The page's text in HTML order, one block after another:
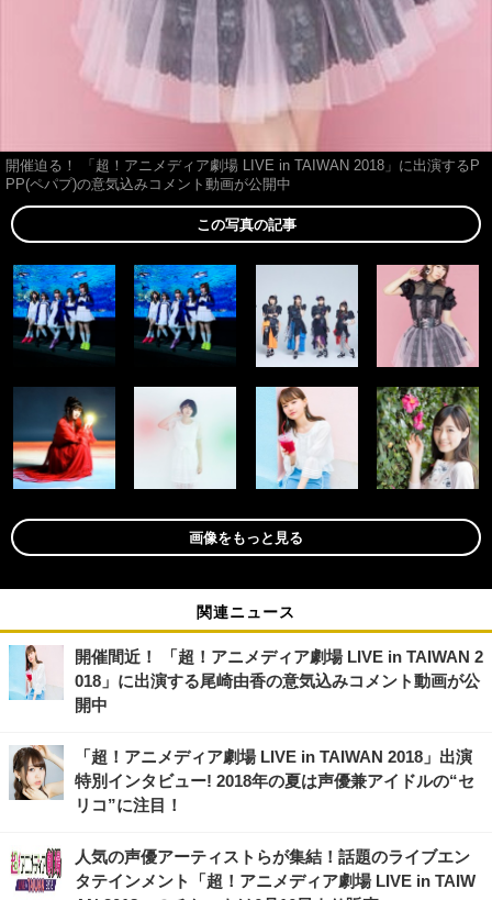
開催迫る！ 「超！アニメディア劇場 LIVE in TAIWAN 2018」に出演するP
PP(ペパプ)の意気込みコメント動画が公開中
この写真の記事
画像をもっと見る
関連ニュース
開催間近！ 「超！アニメディア劇場 LIVE in TAIWAN 2
018」に出演する尾崎由香の意気込みコメント動画が公
開中
「超！アニメディア劇場 LIVE in TAIWAN 2018」出演
特別インタビュー! 2018年の夏は声優兼アイドルの“セ
リコ”に注目！
人気の声優アーティストらが集結！話題のライブエン
タテインメント「超！アニメディア劇場 LIVE in TAIW